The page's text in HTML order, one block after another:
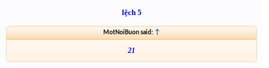
lệch 5
MotNoiBuon said: ↑
21